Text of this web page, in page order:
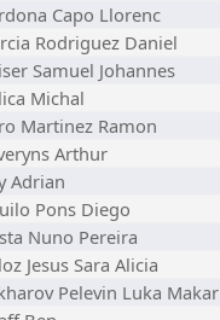
Capo Llorenc
Rodriguez Daniel
Samuel Johannes
Michal
Martinez Ramon
Arthur
Adrian
Pons Diego
Nuno Pereira
Jesus Sara Alicia
Pelevin Luka Makar